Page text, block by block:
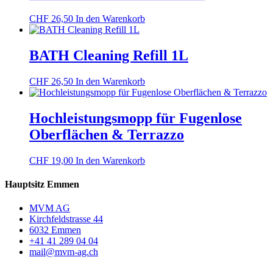
CHF 26,50 In den Warenkorb
BATH Cleaning Refill 1L
CHF 26,50 In den Warenkorb
Hochleistungsmopp für Fugenlose
Oberflächen & Terrazzo
CHF 19,00 In den Warenkorb
Hauptsitz Emmen
MVM AG
Kirchfeldstrasse 44
6032 Emmen
+41 41 289 04 04
mail@mvm-ag.ch